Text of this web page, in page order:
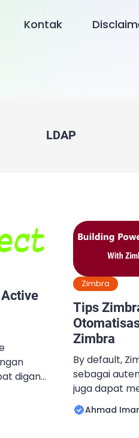
Kontak
LDAP
diganti
Itu
Zimbra
Tips
Zimbra
By default,
sebagai
juga dapat
External
Dengan
Ahmad